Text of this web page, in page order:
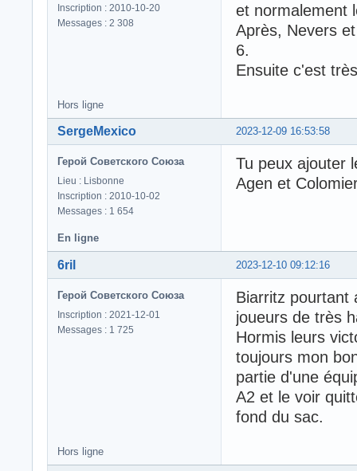
Inscription : 2010-10-20
Messages : 2 308
et normalement
Après, Nevers
6.
Ensuite c'est
Hors ligne
2023-12-09 16:53:58
SergeMexico
Герой Советского Союза
Lieu : Lisbonne
Inscription : 2010-10-02
Messages : 1 654
Tu peux ajouter
Agen et
En ligne
2023-12-10 09:12:16
6ril
Герой Советского Союза
Inscription : 2021-12-01
Messages : 1 725
Biarritz pourtant
joueurs de très
Hormis leurs
toujours mon
partie d'une
A2 et le voir
fond du sac.
Hors ligne